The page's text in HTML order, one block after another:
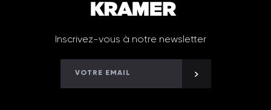
Inscrivez-vous à notre newsletter